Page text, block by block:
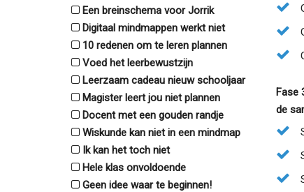
Een breinschema voor Jorrik
Digitaal mindmappen werkt niet
10 redenen om te leren plannen
Voed het leerbewustzijn
Leerzaam cadeau nieuw schooljaar
Magister leert jou niet plannen
Docent met een gouden randje
Wiskunde kan niet in een mindmap
Ik kan het toch niet
Hele klas onvoldoende
Geen idee waar te beginnen!
Fase
de